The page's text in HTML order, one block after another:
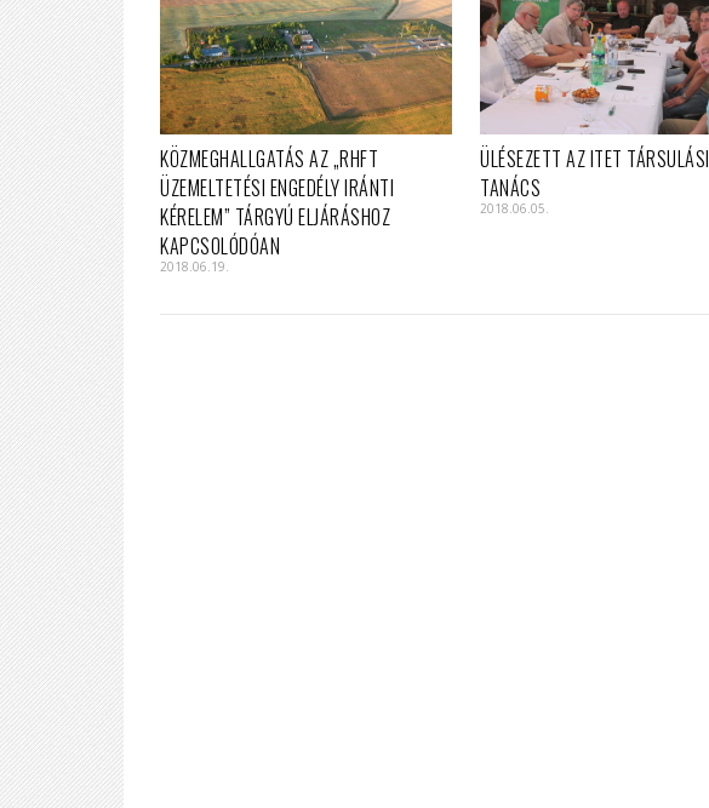
KÖZMEGHALLGATÁS AZ „RHFT
ÜZEMELTETÉSI ENGEDÉLY IRÁNTI
KÉRELEM” TÁRGYÚ ELJÁRÁSHOZ
KAPCSOLÓDÓAN
2018.06.19.
ÜLÉSEZETT AZ ITET TÁRSULÁSI
TANÁCS
2018.06.05.